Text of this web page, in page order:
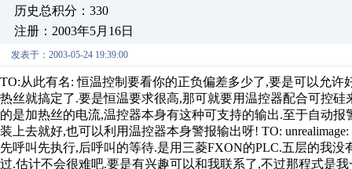
历史总积分：330
注册：2003年5月16日
发表于：2003-05-24 19:39:00
TO:从此有名: 恒温控制要看你的正负偏差多少了,要是可以允
热丝就搞定了.要是恒温要求很高,那可就要用温控器配合可控
的是加热丝的电流,温控器本身有这种可支持的输出.至于自动
装上去就好,也可以利用温控器本身警报输出呀! TO:
先呼叫先执行,后呼叫的等待.是用三菱FXON的PLC.五层的我
过.估计不会很难吧.要是有兴趣可以和我联系了,不过那程式是